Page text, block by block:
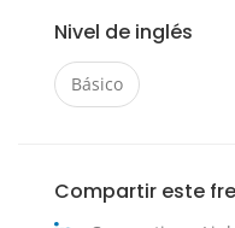
Nivel de inglés
Básico
Compartir este